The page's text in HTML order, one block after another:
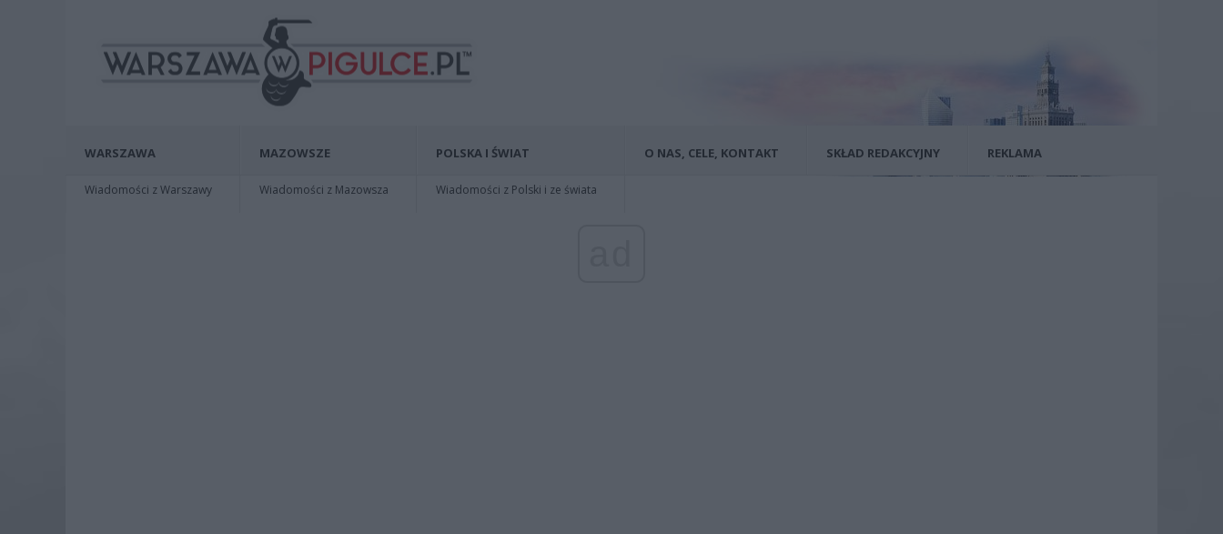
WARSZAWA
Wiadomości z Warszawy
MAZOWSZE
Wiadomości z Mazowsza
POLSKA I ŚWIAT
Wiadomości z Polski i ze świata
O NAS, CELE, KONTAKT SKŁAD REDAKCYJNY REKLAMA